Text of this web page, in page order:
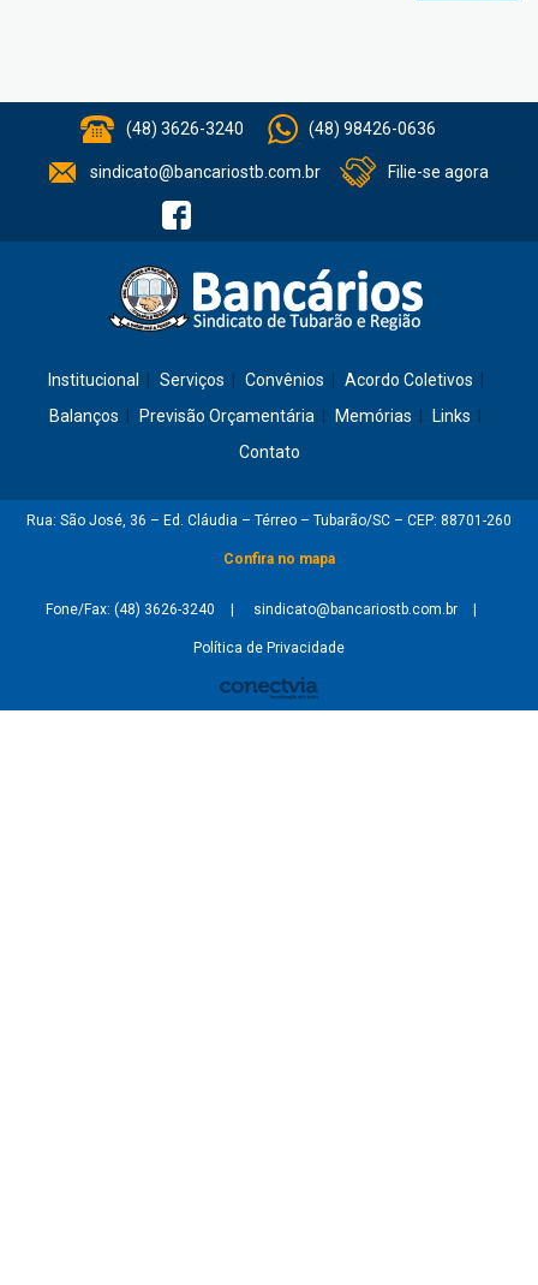
(48) 3626-3240 (48) 98426-0636
sindicato@bancariostb.com.br Filie-se agora
Institucional Serviços Convênios
Acordo Coletivos
Balanços
Previsão Orçamentária Memórias
Links
Contato
Rua: São José, 36 – Ed. Cláudia – Térreo – Tubarão/SC – CEP: 88701-260
Confira no mapa
Fone/Fax: (48) 3626-3240 sindicato@bancariostb.com.br
Política de Privacidade